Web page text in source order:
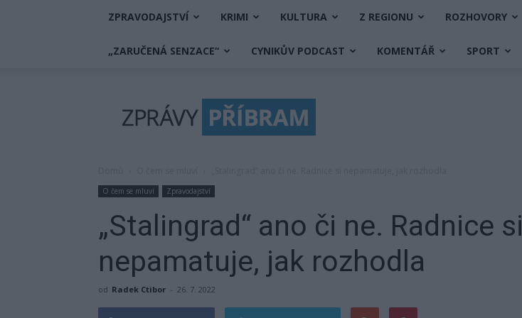
ZPRAVODAJSTVÍ KRIMI KULTURA Z REGIONU ROZHOVORY
„ZARUČENÁ SENZACE“ CYNIKŮV PODCAST KOMENTÁŘ SPORT
Příbram
O čem se mluví Zpravodajství
„Stalingrad“ ano či ne. Radnice si
nepamatuje, jak rozhodla
od Radek Ctibor - 26. 7. 2022